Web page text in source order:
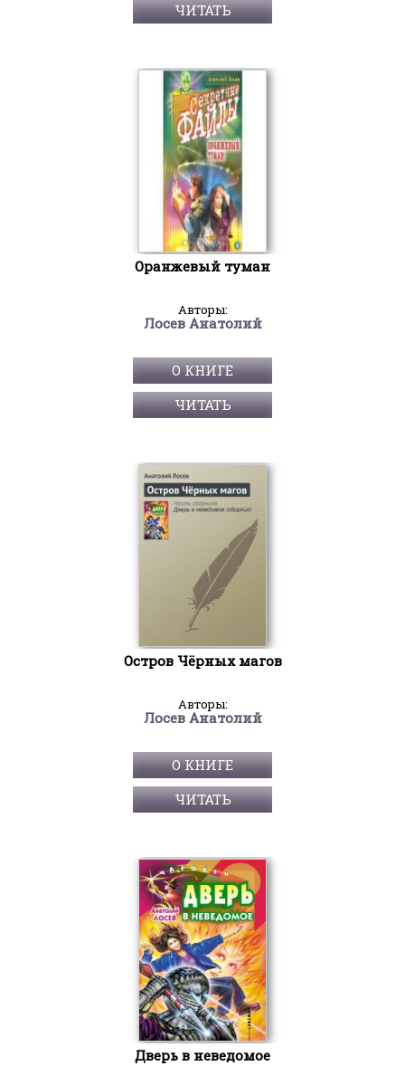
ЧИТАТЬ
Оранжевый туман
Авторы:
Лосев Анатолий
О КНИГЕ
ЧИТАТЬ
Остров Чёрных магов
Авторы:
Лосев Анатолий
О КНИГЕ
ЧИТАТЬ
Дверь в неведомое